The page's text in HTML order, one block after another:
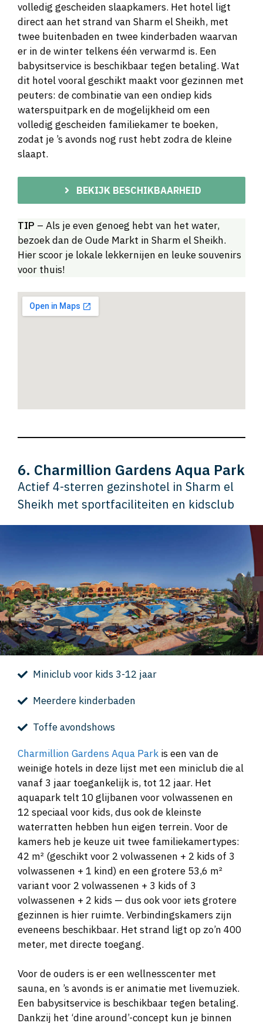
volledig gescheiden slaapkamers. Het hotel ligt
direct aan het strand van Sharm el Sheikh, met
twee buitenbaden en twee kinderbaden waarvan
er in de winter telkens één verwarmd is. Een
babysitservice is beschikbaar tegen betaling. Wat
dit hotel vooral geschikt maakt voor gezinnen met
peuters: de combinatie van een ondiep kids
waterspuitpark en de mogelijkheid om een
volledig gescheiden familiekamer te boeken,
zodat je ’s avonds nog rust hebt zodra de kleine
slaapt.
BEKIJK BESCHIKBAARHEID
TIP – Als je even genoeg hebt van het water,
bezoek dan de Oude Markt in Sharm el Sheikh.
Hier scoor je lokale lekkernijen en leuke souvenirs
voor thuis!
6. Charmillion Gardens Aqua Park
Actief 4-sterren gezinshotel in Sharm el
Sheikh met sportfaciliteiten en kidsclub
Miniclub voor kids 3-12 jaar
Meerdere kinderbaden
Toffe avondshows
Charmillion Gardens Aqua Park is een van de
weinige hotels in deze lijst met een miniclub die al
vanaf 3 jaar toegankelijk is, tot 12 jaar. Het
aquapark telt 10 glijbanen voor volwassenen en
12 speciaal voor kids, dus ook de kleinste
waterratten hebben hun eigen terrein. Voor de
kamers heb je keuze uit twee familiekamertypes:
42 m² (geschikt voor 2 volwassenen + 2 kids of 3
volwassenen + 1 kind) en een grotere 53,6 m²
variant voor 2 volwassenen + 3 kids of 3
volwassenen + 2 kids — dus ook voor iets grotere
gezinnen is hier ruimte. Verbindingskamers zijn
eveneens beschikbaar. Het strand ligt op zo’n 400
meter, met directe toegang.
Voor de ouders is er een wellnesscenter met
sauna, en ’s avonds is er animatie met livemuziek.
Een babysitservice is beschikbaar tegen betaling.
Dankzij het ‘dine around’-concept kun je binnen